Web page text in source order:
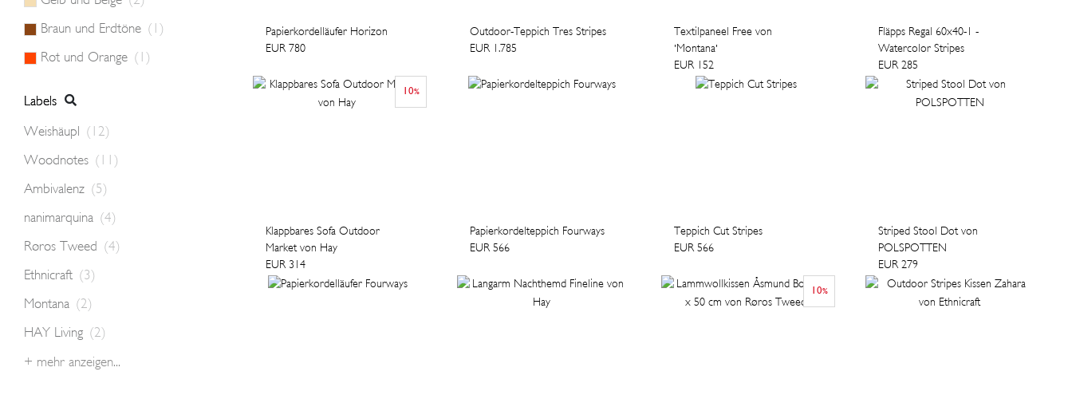
Braun und Erdtöne (1)
Rot und Orange (1)
Weishäupl (12)
Woodnotes (11)
Ambivalenz (5)
nanimarquina (4)
Røros Tweed (4)
Ethnicraft (3)
Montana (2)
HAY Living (2)
+ mehr anzeigen...
Papierkordelläufer Horizon
EUR 780
Outdoor-Teppich Tres Stripes
EUR 1.785
Textilpaneel Free von
'Montana'
EUR 152
Fläpps Regal 60x40-1 -
Watercolor Stripes
EUR 285
10%
Klappbares Sofa Outdoor
Market von Hay
EUR 314
Papierkordelteppich Fourways
EUR 566
Teppich Cut Stripes
EUR 566
Striped Stool Dot von
POLSPOTTEN
EUR 279
10%